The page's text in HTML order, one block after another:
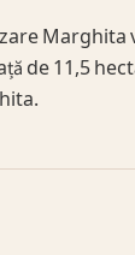
Marghita
de 11,5